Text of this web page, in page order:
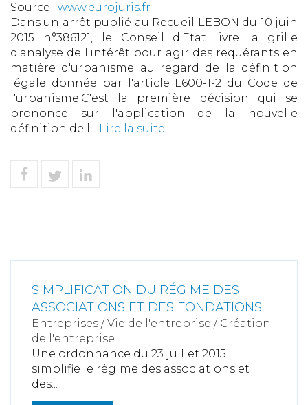
Source : www.eurojuris.fr
Dans un arrêt publié au Recueil LEBON du 10 juin
2015 n°386121, le Conseil d'Etat livre la grille
d'analyse de l'intérêt pour agir des requérants en
matière d'urbanisme au regard de la définition
légale donnée par l'article L600-1-2 du Code de
l'urbanisme.C'est la première décision qui se
prononce sur l'application de la nouvelle
définition de l... Lire la suite
SIMPLIFICATION DU RÉGIME DES
ASSOCIATIONS ET DES FONDATIONS
Entreprises / Vie de l'entreprise / Création
de l'entreprise
Une ordonnance du 23 juillet 2015
simplifie le régime des associations et
des...